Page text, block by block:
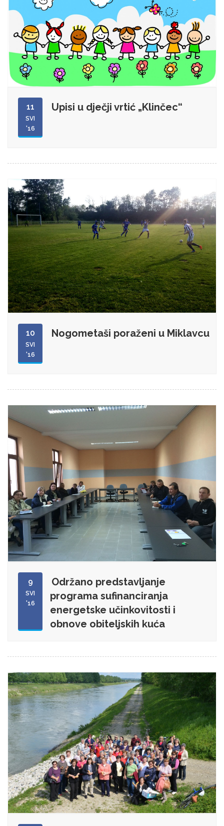
11
SVI
'16
Upisi u dječji vrtić „Klinčec“
10
SVI
'16
Nogometaši poraženi u Miklavcu
9
SVI
'16
Održano predstavljanje
programa sufinanciranja
energetske učinkovitosti i
obnove obiteljskih kuća